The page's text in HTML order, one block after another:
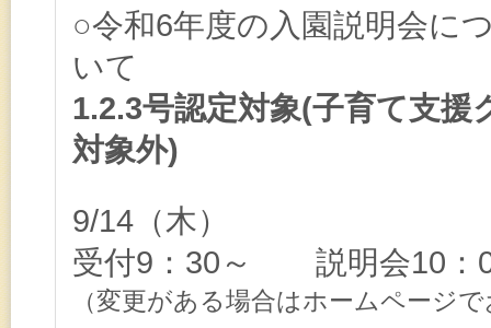
○令和6年度の入園説明会に
いて
1.2.3号認定対象(子育て支援
対象外)
9/14（木）
受付9：30～ 説明会10：
（変更がある場合はホームページ